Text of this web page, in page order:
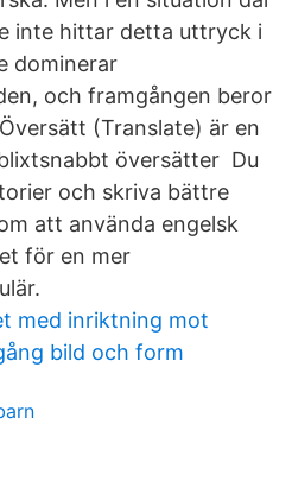
inte hittar detta uttryck i
dominerar
och framgången beror
(Translate) är en
översätter Du
och skriva bättre
att använda engelsk
för en mer
med inriktning mot
bild och form